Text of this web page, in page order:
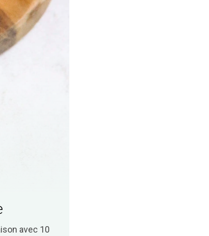
avec 10